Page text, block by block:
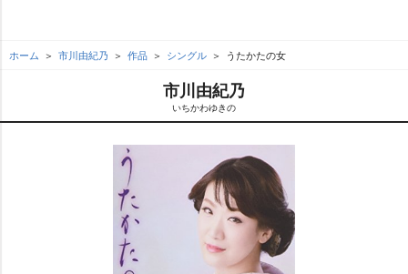
ホーム 市川由紀乃 作品 シングル うたかたの女
市川由紀乃
いちかわゆきの